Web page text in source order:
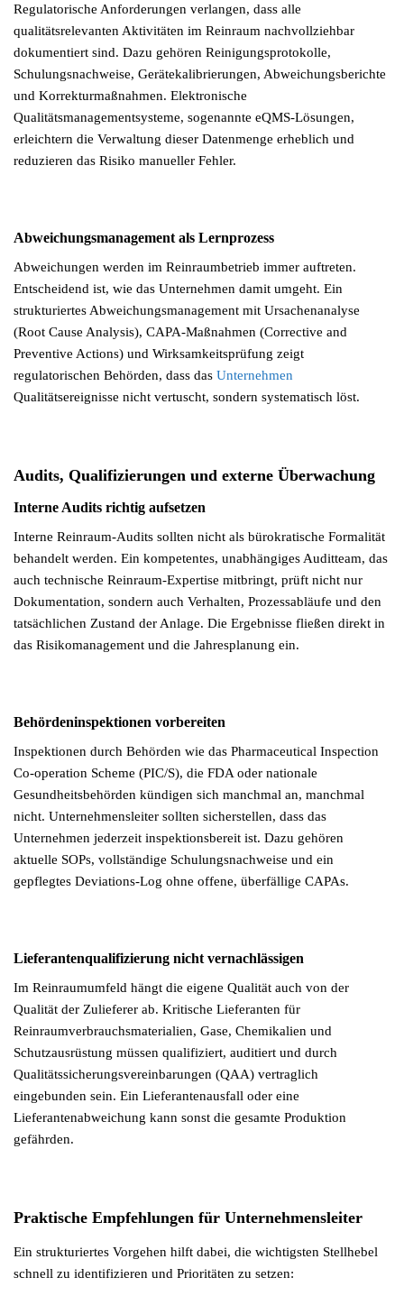
Regulatorische Anforderungen verlangen, dass alle
qualitätsrelevanten Aktivitäten im Reinraum nachvollziehbar
dokumentiert sind. Dazu gehören Reinigungsprotokolle,
Schulungsnachweise, Gerätekalibrierungen, Abweichungsberichte
und Korrekturmaßnahmen. Elektronische
Qualitätsmanagementsysteme, sogenannte eQMS-Lösungen,
erleichtern die Verwaltung dieser Datenmenge erheblich und
reduzieren das Risiko manueller Fehler.
Abweichungsmanagement als Lernprozess
Abweichungen werden im Reinraumbetrieb immer auftreten.
Entscheidend ist, wie das Unternehmen damit umgeht. Ein
strukturiertes Abweichungsmanagement mit Ursachenanalyse
(Root Cause Analysis), CAPA-Maßnahmen (Corrective and
Preventive Actions) und Wirksamkeitsprüfung zeigt
regulatorischen Behörden, dass das Unternehmen
Qualitätsereignisse nicht vertuscht, sondern systematisch löst.
Audits, Qualifizierungen und externe Überwachung
Interne Audits richtig aufsetzen
Interne Reinraum-Audits sollten nicht als bürokratische Formalität
behandelt werden. Ein kompetentes, unabhängiges Auditteam, das
auch technische Reinraum-Expertise mitbringt, prüft nicht nur
Dokumentation, sondern auch Verhalten, Prozessabläufe und den
tatsächlichen Zustand der Anlage. Die Ergebnisse fließen direkt in
das Risikomanagement und die Jahresplanung ein.
Behördeninspektionen vorbereiten
Inspektionen durch Behörden wie das Pharmaceutical Inspection
Co-operation Scheme (PIC/S), die FDA oder nationale
Gesundheitsbehörden kündigen sich manchmal an, manchmal
nicht. Unternehmensleiter sollten sicherstellen, dass das
Unternehmen jederzeit inspektionsbereit ist. Dazu gehören
aktuelle SOPs, vollständige Schulungsnachweise und ein
gepflegtes Deviations-Log ohne offene, überfällige CAPAs.
Lieferantenqualifizierung nicht vernachlässigen
Im Reinraumumfeld hängt die eigene Qualität auch von der
Qualität der Zulieferer ab. Kritische Lieferanten für
Reinraumverbrauchsmaterialien, Gase, Chemikalien und
Schutzausrüstung müssen qualifiziert, auditiert und durch
Qualitätssicherungsvereinbarungen (QAA) vertraglich
eingebunden sein. Ein Lieferantenausfall oder eine
Lieferantenabweichung kann sonst die gesamte Produktion
gefährden.
Praktische Empfehlungen für Unternehmensleiter
Ein strukturiertes Vorgehen hilft dabei, die wichtigsten Stellhebel
schnell zu identifizieren und Prioritäten zu setzen: